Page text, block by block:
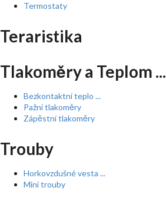
Termostaty
Teraristika
Tlakoměry a Teplom ...
Bezkontaktní teplo ...
Pažní tlakoměry
Zápěstní tlakoměry
Trouby
Horkovzdušné vesta ...
Mini trouby